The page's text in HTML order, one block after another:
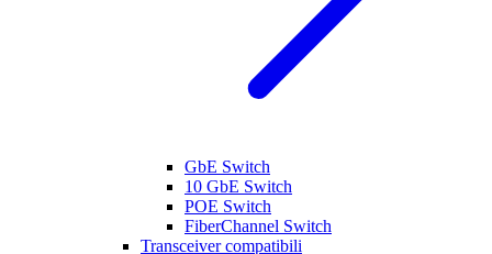
GbE Switch
10 GbE Switch
POE Switch
FiberChannel Switch
Transceiver compatibili